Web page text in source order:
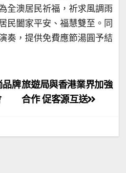
全澳居民祈福，祈求風調雨
民闔家平安、福慧雙至。同
奏，提供免費應節湯圓予結
旅遊局與香港業界加強
合作 促客源互送
品牌